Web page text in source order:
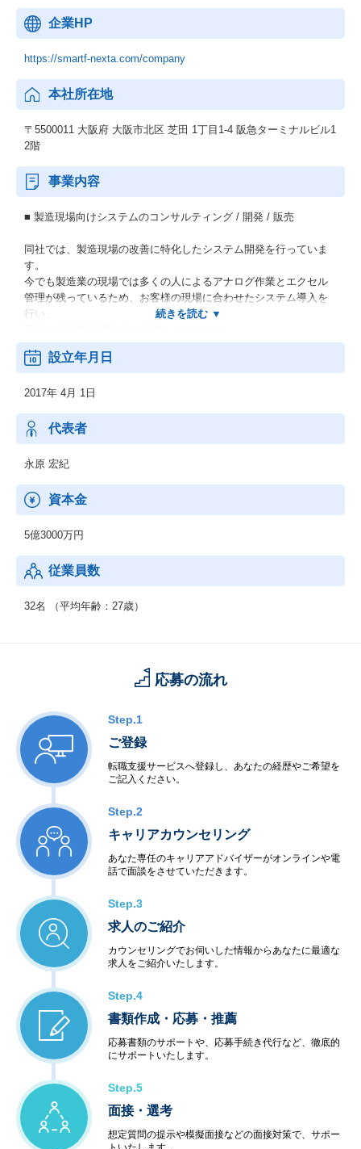
企業HP
https://smartf-nexta.com/company
本社所在地
〒5500011 大阪府 大阪市北区 芝田 1丁目1-4 阪急ターミナルビル1
2階
事業内容
■ 製造現場向けシステムのコンサルティング / 開発 / 販売
同社では、製造現場の改善に特化したシステム開発を行っていま
す。
今でも製造業の現場では多くの人によるアナログ作業とエクセル
管理が残っているため、お客様の現場に合わせたシステム導入を
行い、
■ 製造現場向けパッケージシステムの開発 / 販売
この工場システム化のハードルを下げるべく、今まで多くの現場
をシステム化したノウハウを元に、
多くのお客様が導入効果のあるシステムから順にパッケージ化を
行っております。
同社では、業界初の製造業向けの改善ノウハウサイトを構築し、
設立年月日
2017年 4月 1日
代表者
永原 宏紀
資本金
5億3000万円
従業員数
32名 （平均年齢：27歳）
応募の流れ
Step.1
ご登録
転職支援サービスへ登録し、あなたの経歴やご希望を
ご記入ください。
Step.2
キャリアカウンセリング
あなた専任のキャリアアドバイザーがオンラインや電
話で面談をさせていただきます。
Step.3
求人のご紹介
カウンセリングでお伺いした情報からあなたに最適な
求人をご紹介いたします。
Step.4
書類作成・応募・推薦
応募書類のサポートや、応募手続き代行など、徹底的
にサポートいたします。
Step.5
面接・選考
想定質問の提示や模擬面接などの面接対策で、サポー